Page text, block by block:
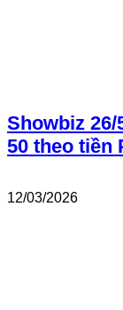
Showbiz
50 theo tiền
12/03/2026